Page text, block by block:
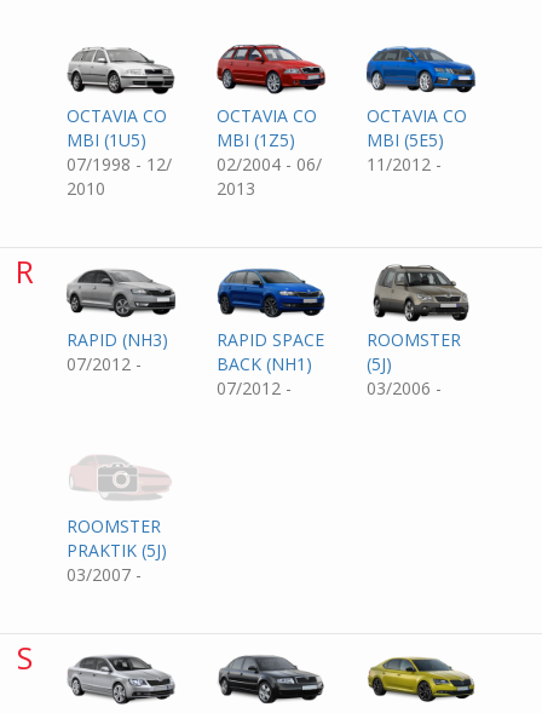
OCTAVIA CO
MBI (1U5)
07/1998 - 12/
2010
OCTAVIA CO
MBI (1Z5)
02/2004 - 06/
2013
OCTAVIA CO
MBI (5E5)
11/2012 -
R
RAPID (NH3)
07/2012 -
RAPID SPACE
BACK (NH1)
07/2012 -
ROOMSTER
(5J)
03/2006 -
ROOMSTER
PRAKTIK (5J)
03/2007 -
S